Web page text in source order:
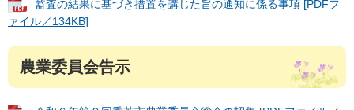
監査の結果に基づき措置を講じた旨の通知に係る事項 [PDFフ
ァイル／134KB]
農業委員会告示